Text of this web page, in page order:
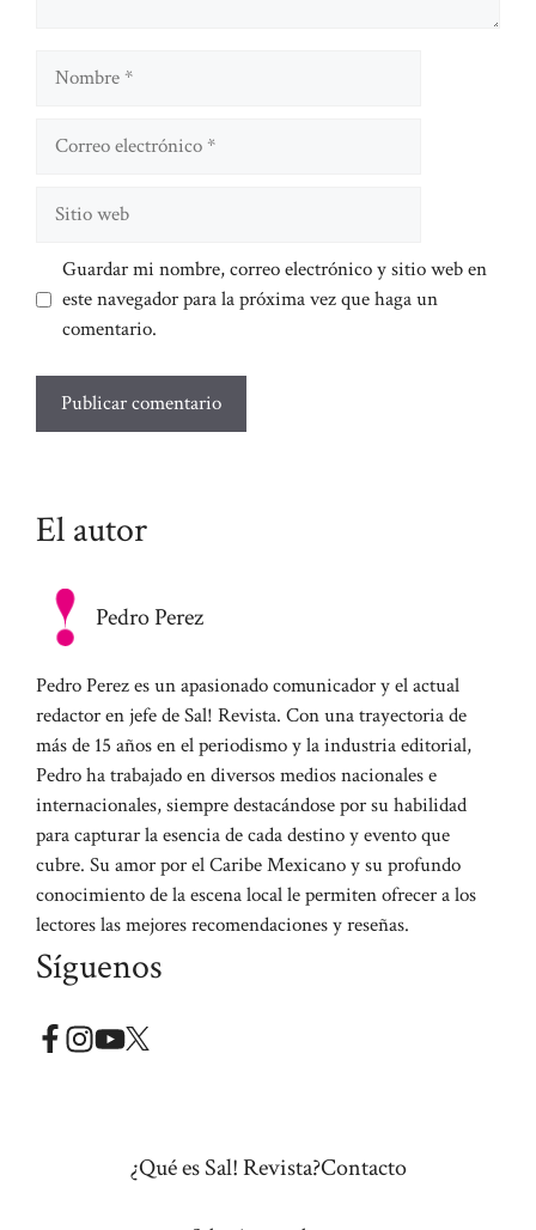
Nombre
Guardar mi nombre, correo electrónico y sitio web en
este navegador para la próxima vez que haga un
comentario.
El autor
Pedro Perez
Pedro Perez es un apasionado comunicador y el actual
redactor en jefe de Sal! Revista. Con una trayectoria de
más de 15 años en el periodismo y la industria editorial,
Pedro ha trabajado en diversos medios nacionales e
internacionales, siempre destacándose por su habilidad
para capturar la esencia de cada destino y evento que
cubre. Su amor por el Caribe Mexicano y su profundo
conocimiento de la escena local le permiten ofrecer a los
lectores las mejores recomendaciones y reseñas.
Síguenos
¿Qué es Sal! Revista?Contacto